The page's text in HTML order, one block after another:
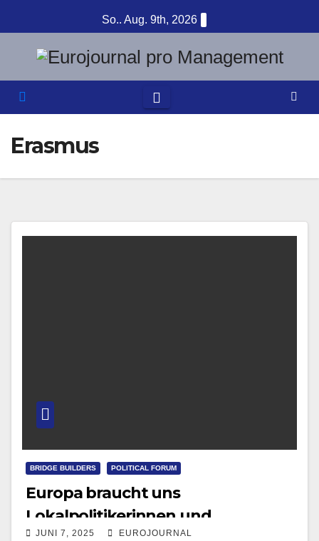
Inhalt
springen
So.. Aug. 9th, 2026
Erasmus
BRIDGE BUILDERS POLITICAL FORUM
Europa braucht uns
Lokalpolitikerinnen und
JUNI 7, 2025 EUROJOURNAL